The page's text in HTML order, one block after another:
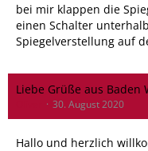
bei mir klappen die
einen Schalter
Spiegelverstellung auf
Liebe Grüße aus Baden
30. August 2020
Hallo und herzlich